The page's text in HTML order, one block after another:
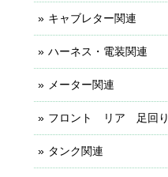
キャブレター関連
ハーネス・電装関連
メーター関連
フロント リア 足回り
タンク関連